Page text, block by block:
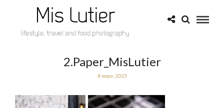
2.Paper_MisLutier
8 mayo, 2025